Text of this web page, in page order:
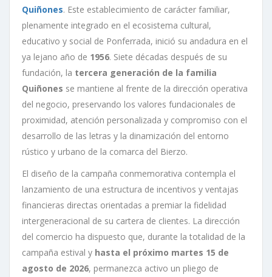
Quiñones. Este establecimiento de carácter familiar,
plenamente integrado en el ecosistema cultural,
educativo y social de Ponferrada, inició su andadura en el
ya lejano año de 1956. Siete décadas después de su
fundación, la tercera generación de la familia
Quiñones se mantiene al frente de la dirección operativa
del negocio, preservando los valores fundacionales de
proximidad, atención personalizada y compromiso con el
desarrollo de las letras y la dinamización del entorno
rústico y urbano de la comarca del Bierzo.
El diseño de la campaña conmemorativa contempla el
lanzamiento de una estructura de incentivos y ventajas
financieras directas orientadas a premiar la fidelidad
intergeneracional de su cartera de clientes. La dirección
del comercio ha dispuesto que, durante la totalidad de la
campaña estival y hasta el próximo martes 15 de
agosto de 2026, permanezca activo un pliego de